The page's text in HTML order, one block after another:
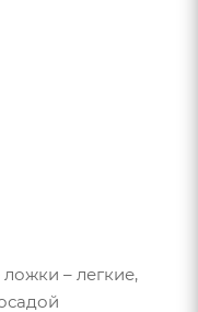
– легкие,